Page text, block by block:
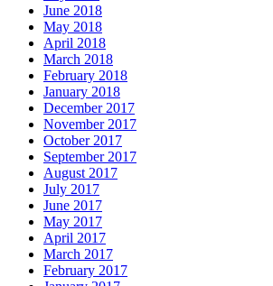
June 2018
May 2018
April 2018
March 2018
February 2018
January 2018
December 2017
November 2017
October 2017
September 2017
August 2017
July 2017
June 2017
May 2017
April 2017
March 2017
February 2017